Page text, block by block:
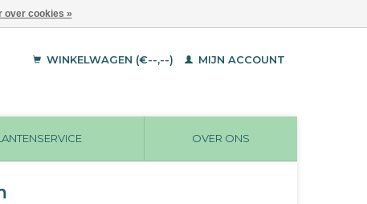
WINKELWAGEN (€--,--) MIJN ACCOUNT
OVER ONS
over cookies »